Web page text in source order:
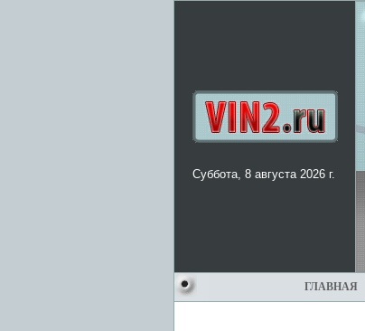
Суббота, 8 августа 2026 г.
ГЛАВНАЯ